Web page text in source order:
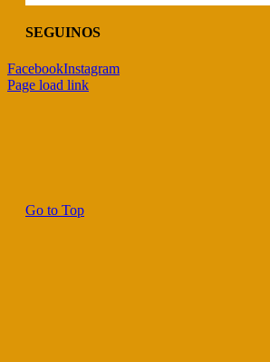
SEGUINOS
FacebookInstagram
Page load link
Go to Top